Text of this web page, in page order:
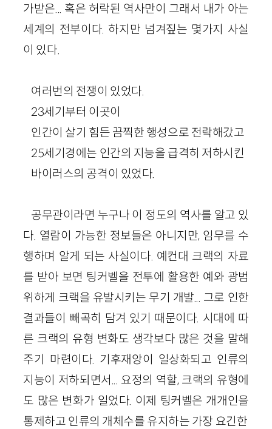
가받은... 혹은 허락된 역사만이 그래서 내가 아는
세계의 전부이다. 하지만 넘겨짚는 몇가지 사실
이 있다.
여러번의 전쟁이 있었다.
23세기부터 이곳이
인간이 살기 힘든 끔찍한 행성으로 전락해갔고
25세기경에는 인간의 지능을 급격히 저하시킨
바이러스의 공격이 있었다.
공무관이라면 누구나 이 정도의 역사를 알고 있
다. 열람이 가능한 정보들은 아니지만, 임무를 수
행하며 알게 되는 사실이다. 예컨대 크랙의 자료
를 받아 보면 팅커벨을 전투에 활용한 예와 광범
위하게 크랙을 유발시키는 무기 개발... 그로 인한
결과들이 빼곡히 담겨 있기 때문이다. 시대에 따
른 크랙의 유형 변화도 생각보다 많은 것을 말해
주기 마련이다. 기후재앙이 일상화되고 인류의
지능이 저하되면서... 요정의 역할, 크랙의 유형에
도 많은 변화가 일었다. 이제 팅커벨은 개개인을
통제하고 인류의 개체수를 유지하는 가장 요긴한